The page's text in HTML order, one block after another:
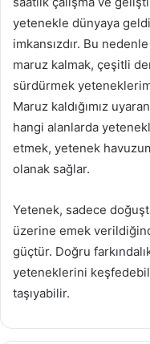
yetenekle dünyaya
imkansızdır. Bu
maruz kalmak, çeşitli
sürdürmek
Maruz kaldığımız
hangi alanlarda
etmek, yetenek
olanak sağlar.
Yetenek, sadece
üzerine emek
güçtür. Doğru
yeteneklerini
taşıyabilir.